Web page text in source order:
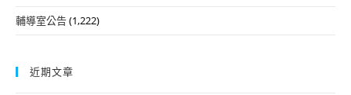
輔導室公告(1,222)
近期文章